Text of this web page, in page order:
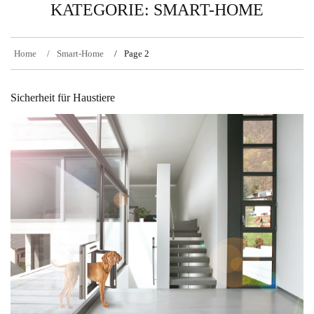
KATEGORIE: SMART-HOME
Home Smart-Home Page 2
Sicherheit für Haustiere